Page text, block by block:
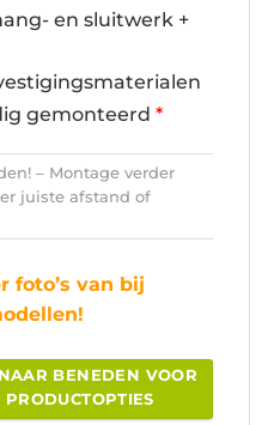
en sluitwerk +
gemonteerd *
– Montage verder
juiste afstand of
foto’s van bij
BENEDEN VOOR